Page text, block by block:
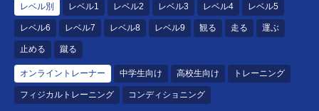
レベル別 レベル1 レベル2 レベル3 レベル4 レベル5
レベル6 レベル7 レベル8 レベル9 観る 走る 運ぶ
止める 蹴る
オンライントレーナー 中学生向け 高校生向け トレーニング
フィジカルトレーニング コンディショニング